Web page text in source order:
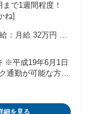
で1週間程度！
ね]
：月給 32万円 〜
一律で支払われ
手当（配偶者：
ダー手当 ・深夜
※平成19年6月1日
通勤が可能な方
配送や 中型・大
お持ちの方は優遇
細を見る